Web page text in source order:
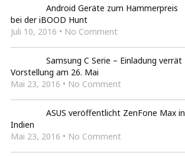
Android Geräte zum Hammerpreis
bei der iBOOD Hunt
Juli 10, 2016 • No Comment
Samsung C Serie – Einladung verrät
Vorstellung am 26. Mai
Mai 23, 2016 • No Comment
ASUS veröffentlicht ZenFone Max in
Indien
Mai 23, 2016 • No Comment